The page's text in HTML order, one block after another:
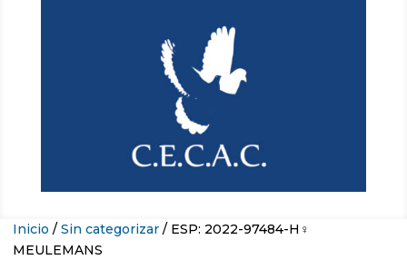
Inicio / Sin categorizar / ESP: 2022-97484-H♀
MEULEMANS